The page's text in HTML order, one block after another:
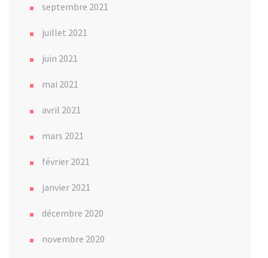
septembre 2021
juillet 2021
juin 2021
mai 2021
avril 2021
mars 2021
février 2021
janvier 2021
décembre 2020
novembre 2020